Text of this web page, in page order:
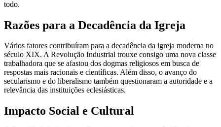
todo.
Razões para a Decadência da Igreja
Vários fatores contribuíram para a decadência da igreja moderna no
século XIX. A Revolução Industrial trouxe consigo uma nova classe
trabalhadora que se afastou dos dogmas religiosos em busca de
respostas mais racionais e científicas. Além disso, o avanço do
secularismo e do liberalismo também questionaram a autoridade e a
relevância das instituições eclesiásticas.
Impacto Social e Cultural